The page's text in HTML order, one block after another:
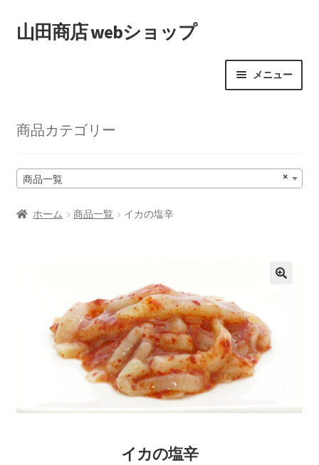
ナ
ビ
ン
キ
プ
コ
ン
ス
プ
山田商店 webショップ
メニュー
取引条件（利用規約）
プライバシーポリシー
商品カテゴリー
×
商品一覧
ホーム 商品一覧 イカの塩辛
イカの塩辛